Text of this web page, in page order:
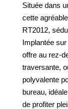
Située dans
cette
RT2012,
Implantée
offre au rez-
traversante,
polyvalente
bureau,
de profiter